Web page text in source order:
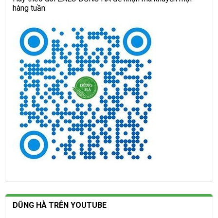
hàng tuần
DŨNG HÀ TRÊN YOUTUBE